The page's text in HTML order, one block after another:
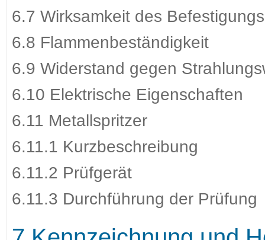
6.7 Wirksamkeit des
6.8 Flammenbeständigkeit
6.9 Widerstand gegen
6.10 Elektrische Eigenschaften
6.11 Metallspritzer
6.11.1 Kurzbeschreibung
6.11.2 Prüfgerät
6.11.3 Durchführung der Prüfung